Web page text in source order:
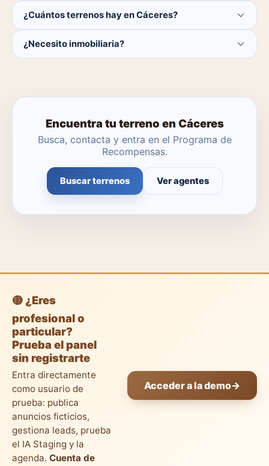
¿Cuántos terrenos hay en Cáceres?
catálogo se actualiza a diario.
¿Necesito inmobiliaria?
Encuentra tu terreno en Cáceres
Busca, contacta y entra en el Programa de
Recompensas.
Buscar terrenos Ver agentes
🟡 ¿Eres
profesional o
particular?
Prueba el panel
sin registrarte
Entra directamente
como usuario de
prueba: publica
anuncios ficticios,
gestiona leads, prueba
el IA Staging y la
agenda. Cuenta de
Acceder a la demo→